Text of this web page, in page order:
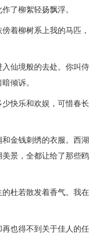
了柳絮轻扬飘浮。
着柳树系上我的马匹，
仙境般的去处。你叫侍
倾诉。
快乐和欢娱，可惜春长
金钱刺绣的衣服。西湖
景，全都让给了那些鸥
杜若散发着香气。我在
也得不到关于佳人的任